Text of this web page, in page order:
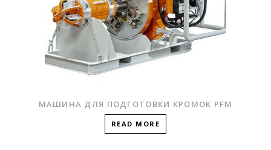
МАШИНА ДЛЯ ПОДГОТОВКИ КРОМОК PFM
READ MORE